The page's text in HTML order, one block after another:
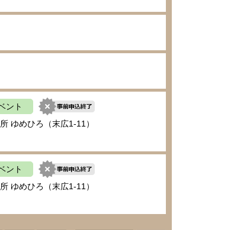
ント
ゆめひろ（末広1-11）
ント
ゆめひろ（末広1-11）